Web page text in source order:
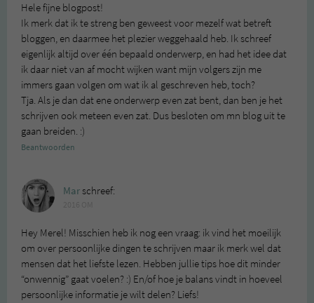
Hele fijne blogpost!
Ik merk dat ik te streng ben geweest voor mezelf wat betreft
bloggen, en daarmee het plezier weggehaald heb. Ik schreef
eigenlijk altijd over één bepaald onderwerp, en had het idee dat
ik daar niet van af mocht wijken want mijn volgers zijn me
immers gaan volgen om wat ik al geschreven heb, toch?
Tja. Als je dan dat ene onderwerp even zat bent, dan ben je het
schrijven ook meteen even zat. Dus besloten om mn blog uit te
gaan breiden. :)
Beantwoorden
Marschreef:
Hey Merel! Misschien heb ik nog een vraag: ik vind het moeilijk
om over persoonlijke dingen te schrijven maar ik merk wel dat
mensen dat het liefste lezen. Hebben jullie tips hoe dit minder
“onwennig” gaat voelen? :) En/of hoe je balans vindt in hoeveel
persoonlijke informatie je wilt delen? Liefs!